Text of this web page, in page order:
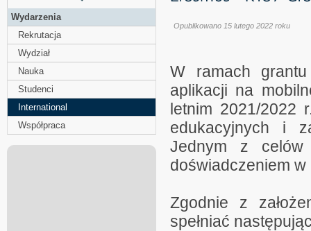
Wydarzenia
Rekrutacja
Wydział
Nauka
Studenci
International
Współpraca
Opublikowano 15 lutego 2022 roku
W ramach
aplikacji na
letnim 2021/2022
edukacyjnych i
Jednym z
doświadczeniem w
Zgodnie z
spełniać